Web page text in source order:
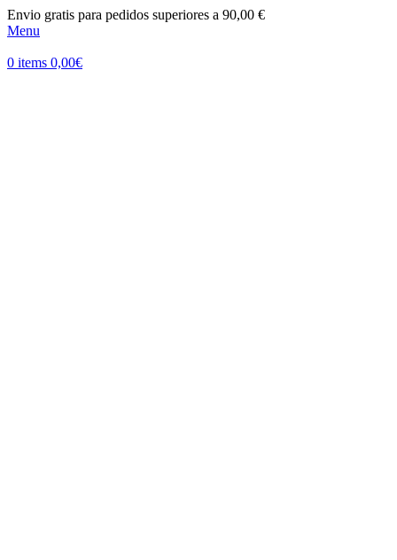
Envio gratis para pedidos superiores a 90,00 €
Menu
0 items 0,00€